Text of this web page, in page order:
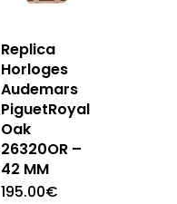
Replica
Horloges
Audemars
PiguetRoyal
Oak
26320OR –
42 MM
195.00€